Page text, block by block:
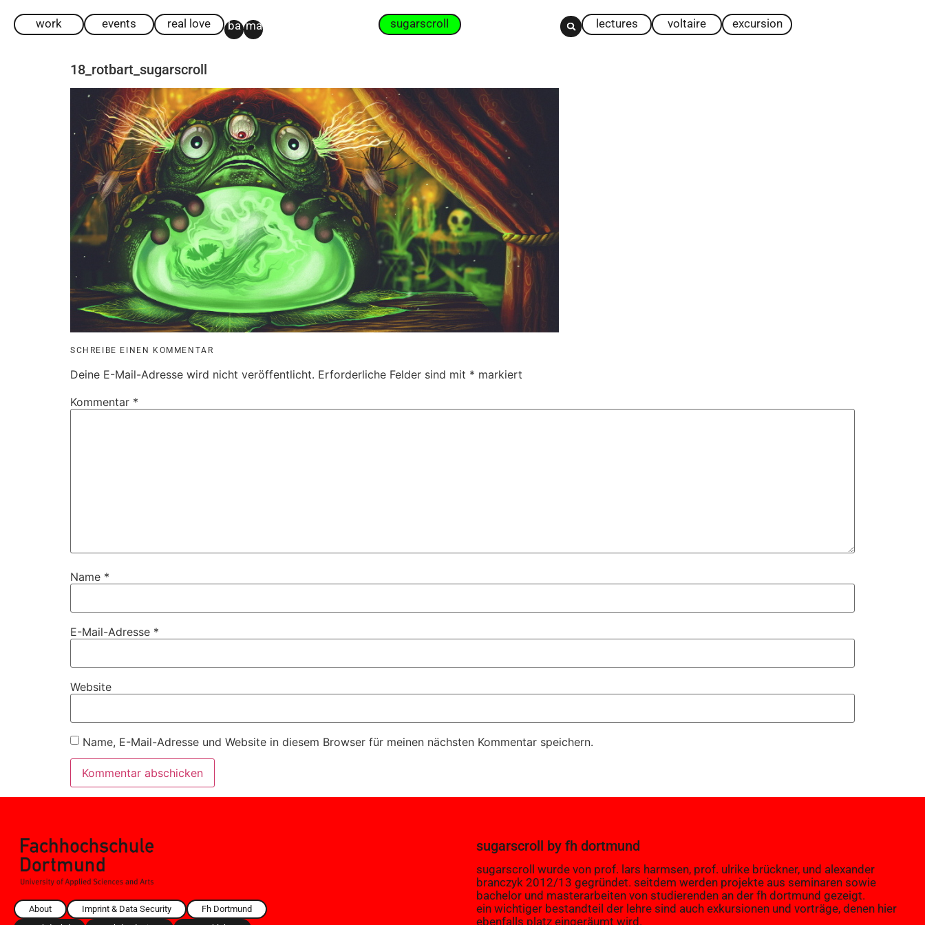
work events real love ba ma sugarscroll lectures voltaire excursion
18_rotbart_sugarscroll
SCHREIBE EINEN KOMMENTAR
Deine E-Mail-Adresse wird nicht veröffentlicht. Erforderliche Felder sind mit * markiert
Kommentar *
Name *
E-Mail-Adresse *
Website
Name, E-Mail-Adresse und Website in diesem Browser für meinen nächsten Kommentar speichern.
About Imprint & Data Security
Fh Dortmund
sugarscroll by fh dortmund
sugarscroll wurde von prof. lars harmsen, prof. ulrike brückner, und alexander
branczyk 2012/13 gegründet. seitdem werden projekte aus seminaren sowie
bachelor und masterarbeiten von studierenden an der fh dortmund gezeigt.
ein wichtiger bestandteil der lehre sind auch exkursionen und vorträge, denen hier
ebenfalls platz eingeräumt wird.